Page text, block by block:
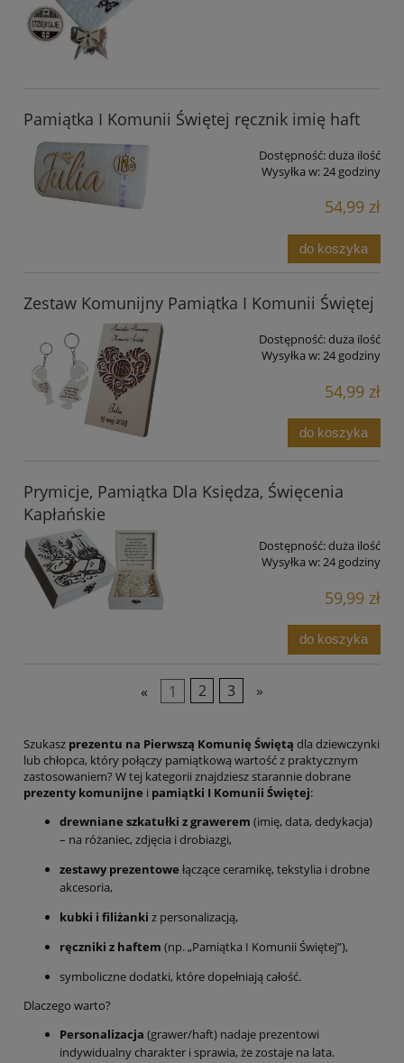
Pamiątka I Komunii Świętej ręcznik imię haft
Dostępność:duża ilość
Wysyłka w:24 godziny
54,99 zł
do koszyka
Zestaw Komunijny Pamiątka I Komunii Świętej
Dostępność:duża ilość
Wysyłka w:24 godziny
54,99 zł
do koszyka
Prymicje, Pamiątka Dla Księdza, Święcenia
Kapłańskie
Dostępność:duża ilość
Wysyłka w:24 godziny
59,99 zł
do koszyka
« 1 2 3 »
Szukasz prezentu na Pierwszą Komunię Świętą dla dziewczynki
lub chłopca, który połączy pamiątkową wartość z praktycznym
zastosowaniem? W tej kategorii znajdziesz starannie dobrane
prezenty komunijne i pamiątki I Komunii Świętej:
drewniane szkatułki z grawerem (imię, data, dedykacja)
– na różaniec, zdjęcia i drobiazgi,
zestawy prezentowe łączące ceramikę, tekstylia i drobne
akcesoria,
kubki i filiżanki z personalizacją,
ręczniki z haftem (np. „Pamiątka I Komunii Świętej”),
symboliczne dodatki, które dopełniają całość.
Dlaczego warto?
Personalizacja (grawer/haft) nadaje prezentowi
indywidualny charakter i sprawia, że zostaje na lata.